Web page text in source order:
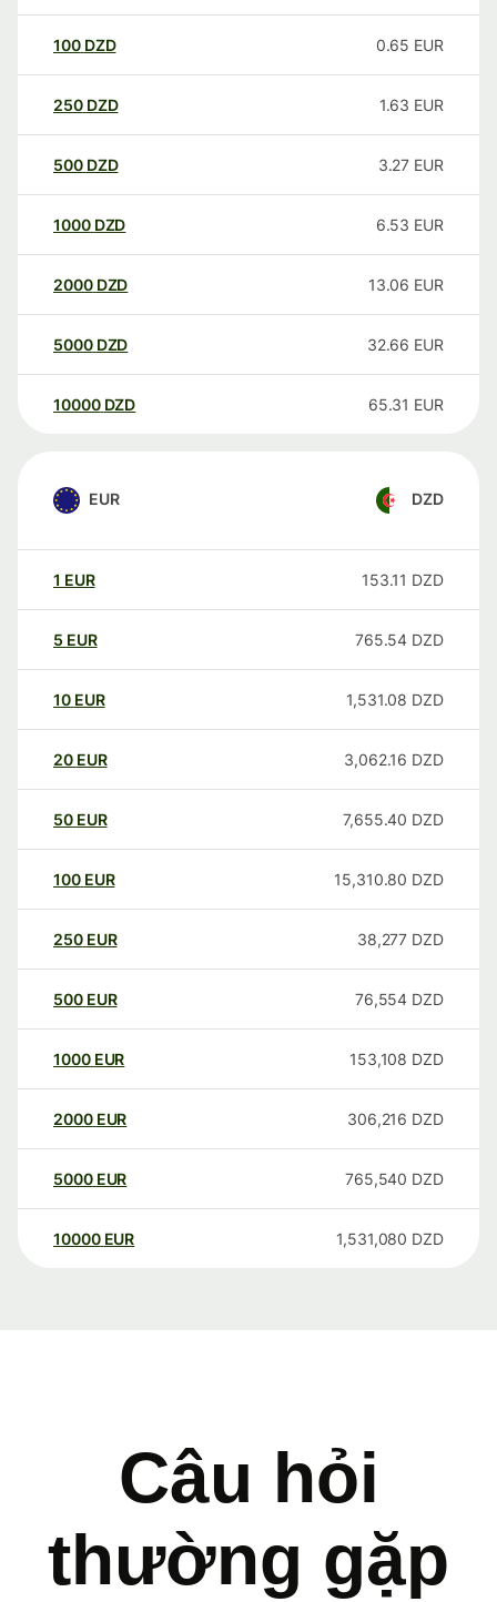
100 DZD 0.65 EUR
250 DZD 1.63 EUR
500 DZD 3.27 EUR
1000 DZD 6.53 EUR
2000 DZD 13.06 EUR
5000 DZD 32.66 EUR
10000 DZD 65.31 EUR
EUR DZD
1 EUR 153.11 DZD
5 EUR 765.54 DZD
10 EUR 1,531.08 DZD
20 EUR 3,062.16 DZD
50 EUR 7,655.40 DZD
100 EUR 15,310.80 DZD
250 EUR 38,277 DZD
500 EUR 76,554 DZD
1000 EUR 153,108 DZD
2000 EUR 306,216 DZD
5000 EUR 765,540 DZD
10000 EUR 1,531,080 DZD
Câu hỏi
thường gặp